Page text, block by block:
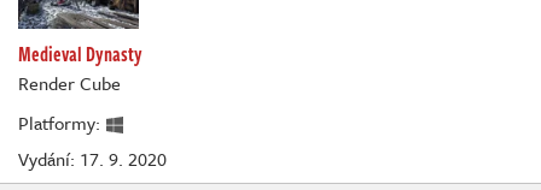
Medieval Dynasty
Render Cube
Platformy:
Vydání: 17. 9. 2020